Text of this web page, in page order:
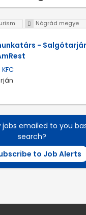
Nógrád megye
-
KFC
emailed to you
search?
to Job Alerts